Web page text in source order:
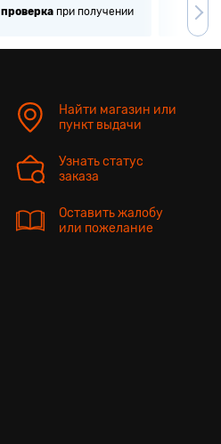
проверка при получении
Найти магазин или
пункт выдачи
Узнать статус
заказа
Оставить жалобу
или пожелание